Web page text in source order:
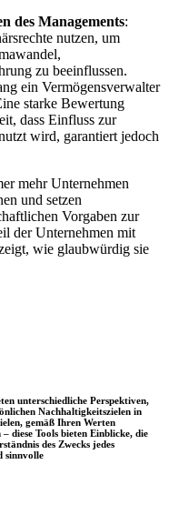
des Managements:
nutzen, um
zu beeinflussen.
ein Vermögensverwalter
starke Bewertung
dass Einfluss zur
wird, garantiert jedoch
mehr Unternehmen
und setzen
Vorgaben zur
der Unternehmen mit
wie glaubwürdig sie
unterschiedliche Perspektiven,
Nachhaltigkeitszielen in
gemäß Ihren Werten
diese Tools bieten Einblicke, die
des Zwecks jedes
sinnvolle